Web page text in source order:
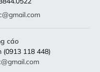
cáo
(0913 118 448)